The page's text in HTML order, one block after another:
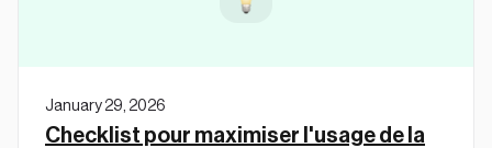
January 29, 2026
Checklist pour maximiser l'usage de la